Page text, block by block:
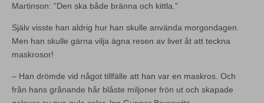
Martinson: ”Den ska både bränna och kittla.”
Själv visste han aldrig hur han skulle använda morgondagen.
Men han skulle gärna vilja ägna resen av livet åt att teckna
maskrosor!
– Han drömde vid något tillfälle att han var en maskros. Och
från hans grånande hår blåste miljoner frön ut och skapade